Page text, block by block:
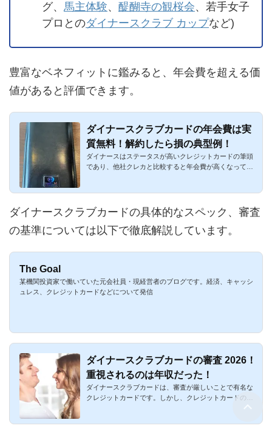
グ、 馬主体験、 醍醐寺の観桜会、若手女子
プロとのダイナースクラブ カップなど)
豊富なベネフィットに鑑みると、年会費を超える価
値があると評価できます。
ダイナースクラブカードの年会費は実
質無料！解約したら損の典型例！
ダイナースはステータスが高いクレジットカードの筆頭
であり、他社クレカと比較すると年会費が高くなってい
ダイナースクラブカードの具体的なスペック、審査
の基準については以下で徹底解説しています。
The Goal
某機関投資家で働いていた元会社員・現経営者のブログです。経済、キャッシ
ュレス、クレジットカードなどについて発信
ダイナースクラブカードの審査 2026！
重視されるのは年収だった！
ダイナースクラブカードは、審査が厳しいことで有名な
クレジットカードです。しかし、クレジットカードの審